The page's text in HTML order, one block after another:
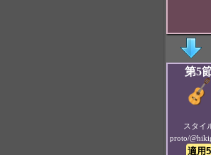
第5
スタイ
proto/